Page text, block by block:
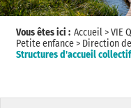
Vous êtes ici : Accueil>VIE
Petite enfance> Direction
Structures d'accueil collectif